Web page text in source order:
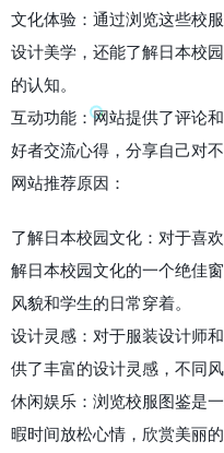
文化体验：通过浏览这些校
设计美学，还能了解日本校
的认知。
互动功能：网站提供了评论
好者交流心得，分享自己对不
网站推荐原因：
了解日本校园文化：对于喜
解日本校园文化的一个绝佳
风貌和学生的日常穿着。
设计灵感：对于服装设计师
供了丰富的设计灵感，不同
休闲娱乐：浏览校服图鉴是
暇时间放松心情，欣赏美丽的